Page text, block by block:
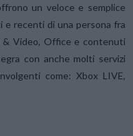
un veloce e semplice
e recenti di una persona fra
& Video, Office e contenuti
con anche molti servizi
come: Xbox LIVE,